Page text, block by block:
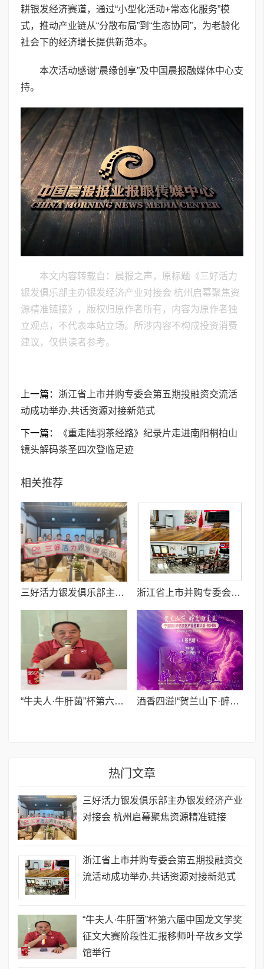
耕银发经济赛道，通过“小型化活动+常态化服务”模
式，推动产业链从“分散布局”到“生态协同”，为老龄化
社会下的经济增长提供新范本。
本次活动感谢“晨缘创享”及中国晨报融媒体中心支
持。
本文内容转载自：晨报之声，原标题《三好活力
银发俱乐部主办银发经济产业对接会 杭州启幕聚焦资
源精准链接》，版权归原作者所有，内容为原作者独
立观点，不代表本站立场。所涉内容不构成投资消费
建议，仅供读者参考。
上一篇： 浙江省上市并购专委会第五期投融资交流活
动成功举办,共话资源对接新范式
下一篇：
《重走陆羽茶经路》纪录片走进南阳桐柏山
镜头解码茶圣四次登临足迹
相关推荐
三好活力银发俱乐部主办银发经济产业对接会 杭州启幕聚焦资源精准链接 浙江省上市并购专委会第五期投融资交流活动成功举办,共话资源对接新范式
“牛夫人·牛肝菌”杯第六届中国龙文学奖征文大赛阶段性汇报移师叶辛故乡文学馆举行 ​酒香四溢!“贺兰山下·醉美西夏区”葡萄酒文旅产业在杭奏响招商“醉美”乐章
热门文章
三好活力银发俱乐部主办银发经济产业
对接会 杭州启幕聚焦资源精准链接
浙江省上市并购专委会第五期投融资交
流活动成功举办,共话资源对接新范式
“牛夫人·牛肝菌”杯第六届中国龙文学奖
征文大赛阶段性汇报移师叶辛故乡文学
馆举行